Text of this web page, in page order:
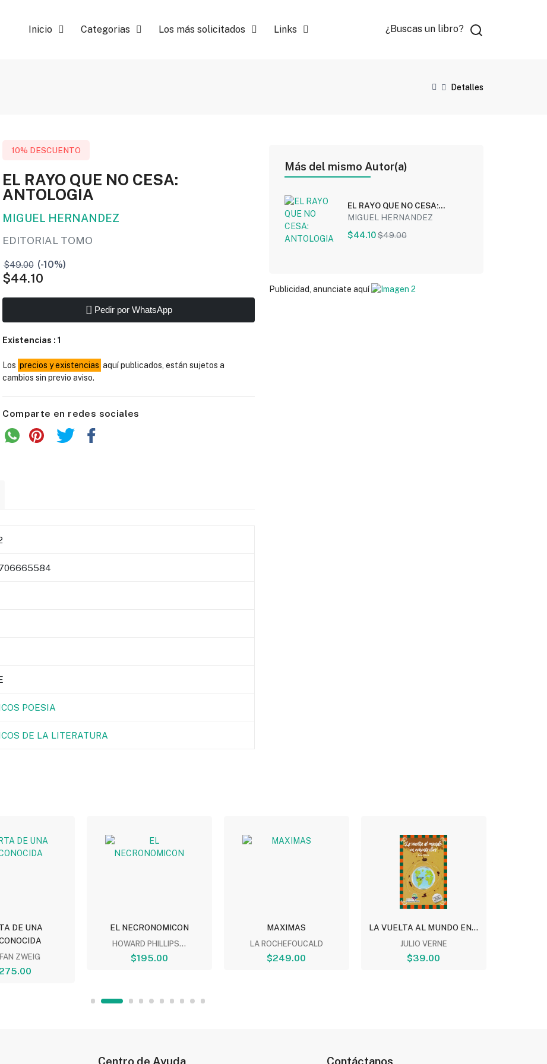
Inicio Categorias Los más solicitados Links ¿Buscas un libro?
Detalles
10% DESCUENTO
EL RAYO QUE NO CESA:
ANTOLOGIA
MIGUEL HERNANDEZ
EDITORIAL TOMO
$49.00 (-10%)
$44.10
Pedir por WhatsApp
Existencias :1
Los precios y existencias aquí publicados, están sujetos a
cambios sin previo aviso.
Comparte en redes sociales
POESIA
DE LA LITERATURA
Más del mismo Autor(a)
EL RAYO QUE NO CESA:
ANTOLOGIA
MIGUEL HERNANDEZ
$44.10$49.00
Publicidad, anunciate aquí
DE UNA
ZWEIG
EL NECRONOMICON
HOWARD PHILLIPS...
$195.00
MAXIMAS
LA ROCHEFOUCALD
$249.00
LA VUELTA AL MUNDO EN...
JULIO VERNE
$39.00
Centro de Ayuda Contáctanos